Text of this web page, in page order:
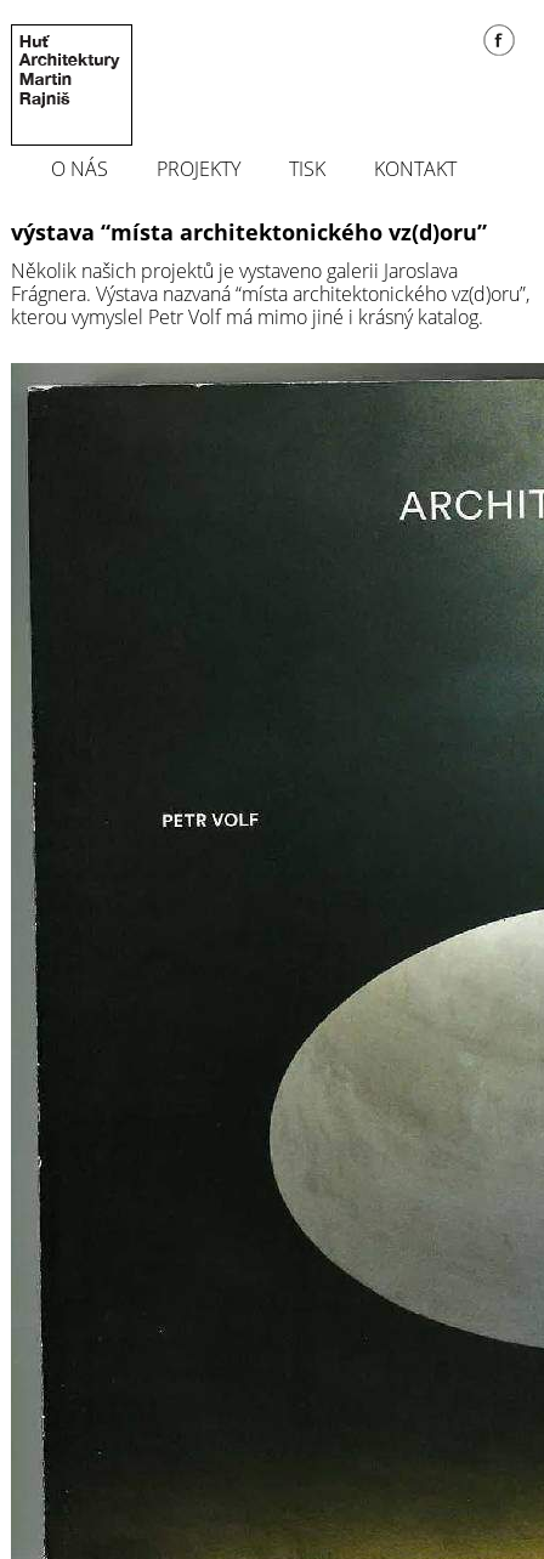
O NÁS PROJEKTY TISK KONTAKT
výstava “místa architektonického vz(d)oru”
Několik našich projektů je vystaveno galerii Jaroslava
Frágnera. Výstava nazvaná “místa architektonického vz(d)oru”,
kterou vymyslel Petr Volf má mimo jiné i krásný katalog.